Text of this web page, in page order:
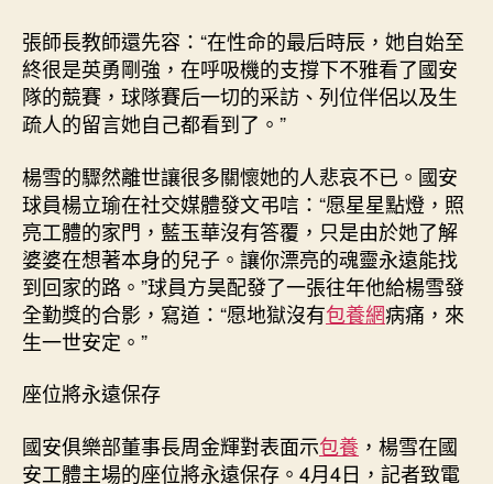
張師長教師還先容：“在性命的最后時辰，她自始至
終很是英勇剛強，在呼吸機的支撐下不雅看了國安
隊的競賽，球隊賽后一切的采訪、列位伴侶以及生
疏人的留言她自己都看到了。”
楊雪的驟然離世讓很多關懷她的人悲哀不已。國安
球員楊立瑜在社交媒體發文弔唁：“愿星星點燈，照
亮工體的家門，藍玉華沒有答覆，只是由於她了解
婆婆在想著本身的兒子。讓你漂亮的魂靈永遠能找
到回家的路。”球員方昊配發了一張往年他給楊雪發
全勤獎的合影，寫道：“愿地獄沒有包養網病痛，來
生一世安定。”
座位將永遠保存
國安俱樂部董事長周金輝對表面示包養 ，楊雪在國
安工體主場的座位將永遠保存。4月4日，記者致電